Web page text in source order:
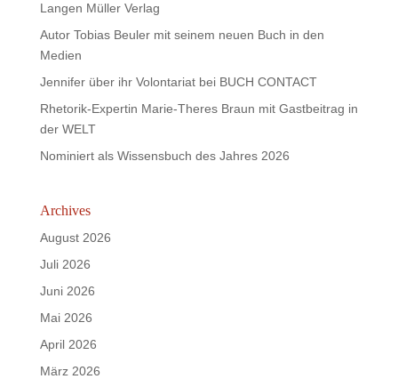
Langen Müller Verlag
Autor Tobias Beuler mit seinem neuen Buch in den
Medien
Jennifer über ihr Volontariat bei BUCH CONTACT
Rhetorik-Expertin Marie-Theres Braun mit Gastbeitrag in
der WELT
Nominiert als Wissensbuch des Jahres 2026
Archives
August 2026
Juli 2026
Juni 2026
Mai 2026
April 2026
März 2026